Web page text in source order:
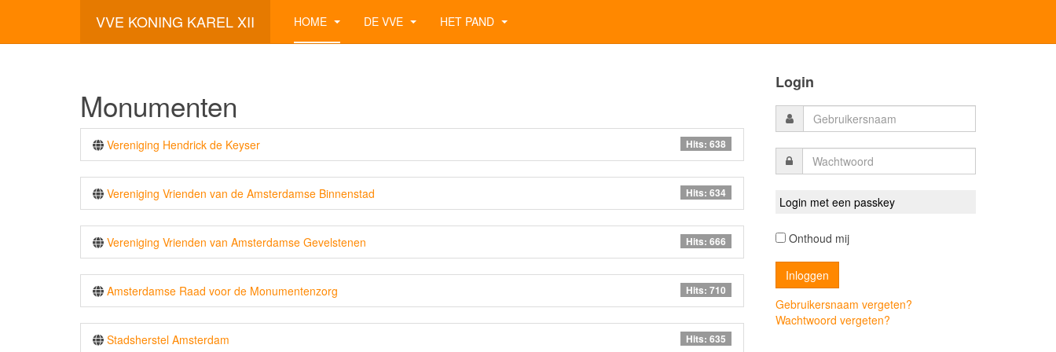
VVE KONING KAREL XII HOME DE VVE HET PAND
Monumenten
Vereniging Hendrick de Keyser Hits: 638
Vereniging Vrienden van de Amsterdamse Binnenstad Hits: 634
Vereniging Vrienden van Amsterdamse Gevelstenen Hits: 666
Amsterdamse Raad voor de Monumentenzorg Hits: 710
Stadsherstel Amsterdam Hits: 635
Login
Login met een passkey
Onthoud mij
Gebruikersnaam vergeten?
Wachtwoord vergeten?